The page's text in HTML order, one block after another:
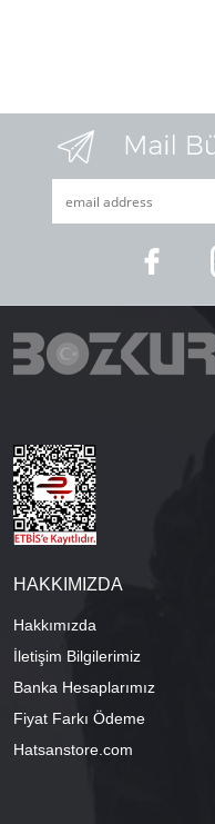
HAKKIMIZDA
Hakkımızda
İletişim Bilgilerimiz
Banka Hesaplarımız
Fiyat Farkı Ödeme
Hatsanstore.com